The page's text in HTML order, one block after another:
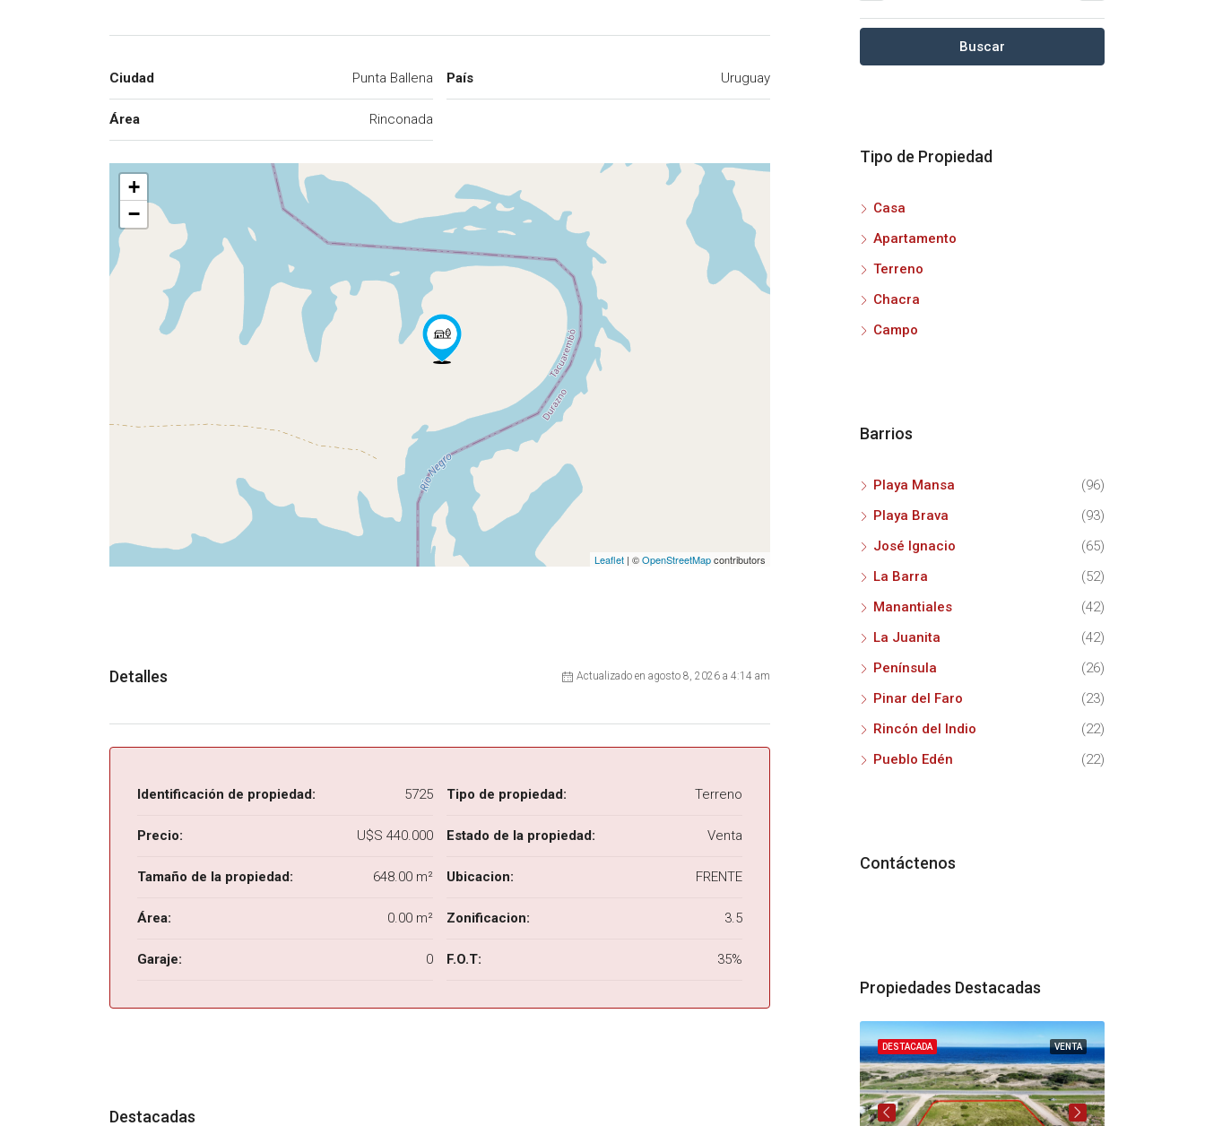
Ciudad Punta Ballena
Área Rinconada
País Uruguay
+
−
Leaflet | ©OpenStreetMapcontributors
Detalles Actualizado en agosto 8, 2026 a 4:14 am
Identificación de propiedad: 5725
Precio: U$S 440.000
Tamaño de la propiedad: 648.00 m²
Área: 0.00 m²
Garaje: 0
Tipo de propiedad: Terreno
Estado de la propiedad: Venta
Ubicacion: FRENTE
Zonificacion: 3.5
F.O.T: 35%
Destacadas
Buscar
Tipo de Propiedad
Casa
Apartamento
Terreno
Chacra
Campo
Barrios
Playa Mansa
(96)
Playa Brava
(93)
José Ignacio
(65)
La Barra
(52)
Manantiales
(42)
La Juanita
(42)
Península
(26)
Pinar del Faro
(23)
Rincón del Indio
(22)
Pueblo Edén
(22)
Contáctenos
Propiedades Destacadas
VENTA
DESTACADA